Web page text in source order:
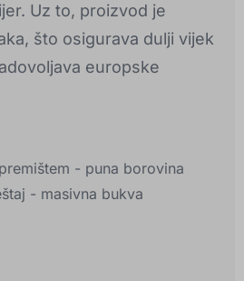
Uz to, proizvod je
što osigurava dulji vijek
europske
- puna borovina
- masivna bukva